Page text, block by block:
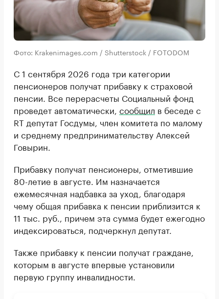
Фото: Krakenimages.com / Shutterstock / FOTODOM
С 1 сентября 2026 года три категории
пенсионеров получат прибавку к страховой
пенсии. Все перерасчеты Социальный фонд
проведет автоматически, сообщил в беседе с
RT депутат Госдумы, член комитета по малому
и среднему предпринимательству Алексей
Говырин.
Прибавку получат пенсионеры, отметившие
80-летие в августе. Им назначается
ежемесячная надбавка за уход, благодаря
чему общая прибавка к пенсии приблизится к
11 тыс. руб., причем эта сумма будет ежегодно
индексироваться, подчеркнул депутат.
Также прибавку к пенсии получат граждане,
которым в августе впервые установили
первую группу инвалидности.